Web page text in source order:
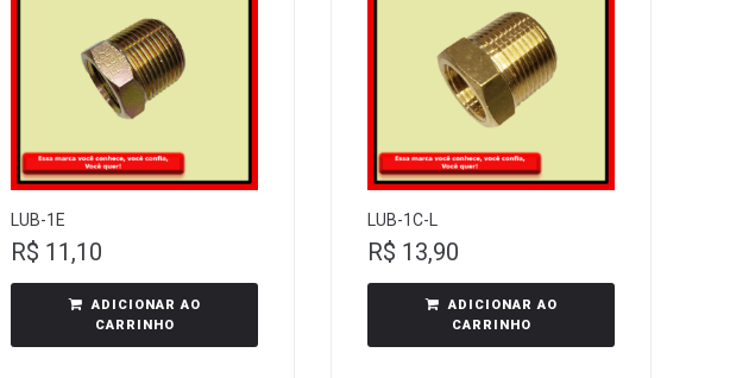
LUB-1E
R$ 11,10
ADICIONAR AO
CARRINHO
LUB-1C-L
R$ 13,90
ADICIONAR AO
CARRINHO